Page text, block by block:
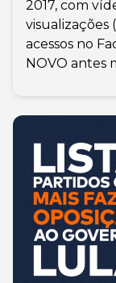
2017, com
visualizações
acessos no
NOVO antes